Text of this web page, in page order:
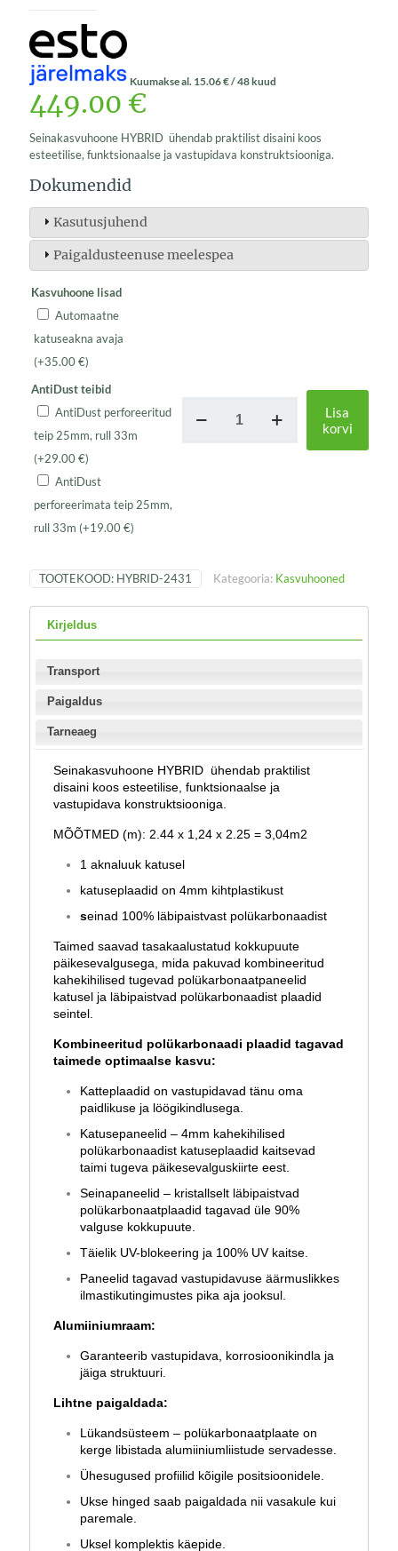
Kuumakse al. 15.06€/ 48 kuud
449.00 €
Seinakasvuhoone HYBRID ühendab praktilist disaini koos
esteetilise, funktsionaalse ja vastupidava konstruktsiooniga.
Dokumendid
Kasutusjuhend
Paigaldusteenuse meelespea
Kasvuhoone lisad
Automaatne
katuseakna avaja
(+35.00 €)
AntiDust teibid
AntiDust perforeeritud
teip 25mm, rull 33m
(+29.00 €)
AntiDust
perforeerimata teip 25mm,
rull 33m (+19.00 €)
HYBRID
Lisa
korvi
TOOTEKOOD: HYBRID-2431 Kategooria: Kasvuhooned
Kirjeldus
Transport
Paigaldus
Tarneaeg
Seinakasvuhoone HYBRID ühendab praktilist
disaini koos esteetilise, funktsionaalse ja
vastupidava konstruktsiooniga.
MÕÕTMED (m): 2.44 x 1,24 x 2.25 = 3,04m2
1 aknaluuk katusel
katuseplaadid on 4mm kihtplastikust
seinad 100% läbipaistvast polükarbonaadist
Taimed saavad tasakaalustatud kokkupuute
päikesevalgusega, mida pakuvad kombineeritud
kahekihilised tugevad polükarbonaatpaneelid
katusel ja läbipaistvad polükarbonaadist plaadid
seintel.
Kombineeritud polükarbonaadi plaadid tagavad
taimede optimaalse kasvu:
Katteplaadid on vastupidavad tänu oma
paidlikuse ja löögikindlusega.
Katusepaneelid – 4mm kahekihilised
polükarbonaadist katuseplaadid kaitsevad
taimi tugeva päikesevalguskiirte eest.
Seinapaneelid – kristallselt läbipaistvad
polükarbonaatplaadid tagavad üle 90%
valguse kokkupuute.
Täielik UV-blokeering ja 100% UV kaitse.
Paneelid tagavad vastupidavuse äärmuslikkes
ilmastikutingimustes pika aja jooksul.
Alumiiniumraam:
Garanteerib vastupidava, korrosioonikindla ja
jäiga struktuuri.
Lihtne paigaldada:
Lükandsüsteem – polükarbonaatplaate on
kerge libistada alumiiniumliistude servadesse.
Ühesugused profiilid kõigile positsioonidele.
Ukse hinged saab paigaldada nii vasakule kui
paremale.
Uksel komplektis käepide.